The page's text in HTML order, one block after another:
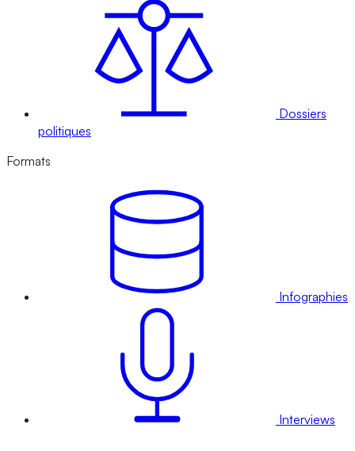
Dossiers
politiques
Formats
Infographies
Interviews